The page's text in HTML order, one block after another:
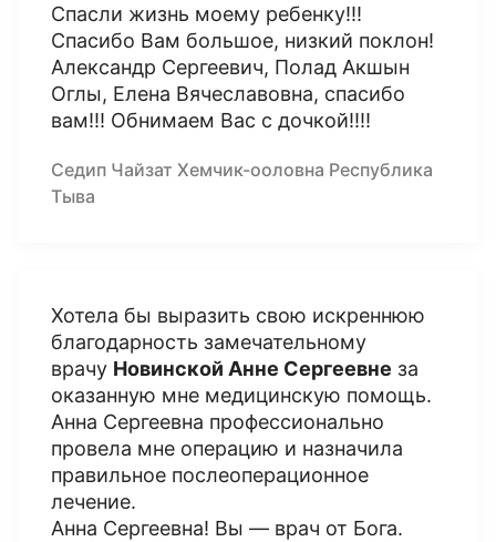
Спасли жизнь моему ребенку!!!
Спасибо Вам большое, низкий поклон!
Александр Сергеевич, Полад Акшын
Оглы, Елена Вячеславовна, спасибо
вам!!! Обнимаем Вас с дочкой!!!!
Седип Чайзат Хемчик-ооловна Республика
Тыва
Хотела бы выразить свою искреннюю
благодарность замечательному
врачу Новинской Анне Сергеевне за
оказанную мне медицинскую помощь.
Анна Сергеевна профессионально
провела мне операцию и назначила
правильное послеоперационное
лечение.
Анна Сергеевна! Вы — врач от Бога.